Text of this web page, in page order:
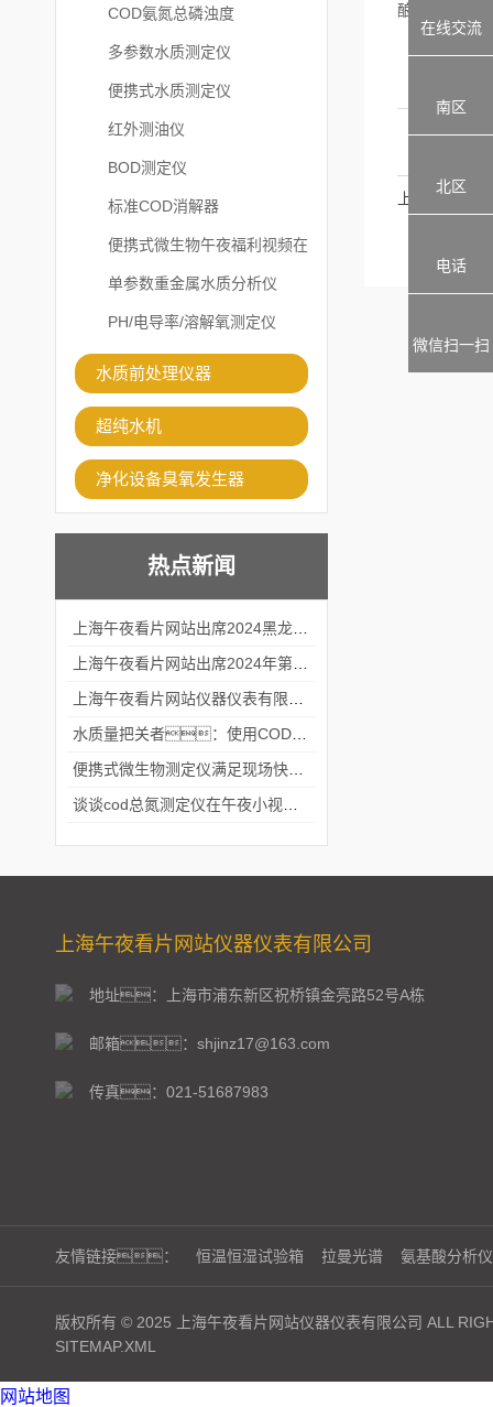
COD氨氮总磷浊度
多参数水质测定仪
便携式水质测定仪
红外测油仪
BOD测定仪
标准COD消解器
便携式微生物午夜福利视频在
线观看
单参数重金属水质分析仪
PH/电导率/溶解氧测定仪
水质前处理仪器
超纯水机
净化设备臭氧发生器
热点新闻
酿造、医
上一篇
上海午夜看片网站仪器仪表有限公司
地址：上海市浦东新区祝桥镇金亮路52号A栋
邮箱：shjinz17@163.com
传真：021-51687983
友情链接： 恒温恒湿试验箱 拉曼光谱 氨基酸分析仪
版权所有 © 2025 上海午夜看片网站仪器仪表有限公司 ALL
SITEMAP.XML
在线交流
南区
北区
电话
微信扫一扫
网站地图